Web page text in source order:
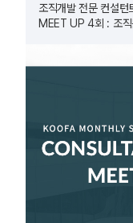
조직개발 전문 컨설
MEET UP 4회 : 조직